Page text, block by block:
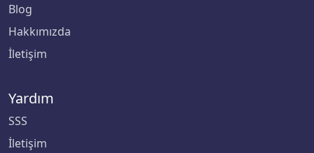
Niğde Ömer Halisdemir Üniversitesi
ODTÜ Kuzey Kıbrıs Kampusu
Blog
Hakkımızda
İletişim
Yardım
SSS
İletişim